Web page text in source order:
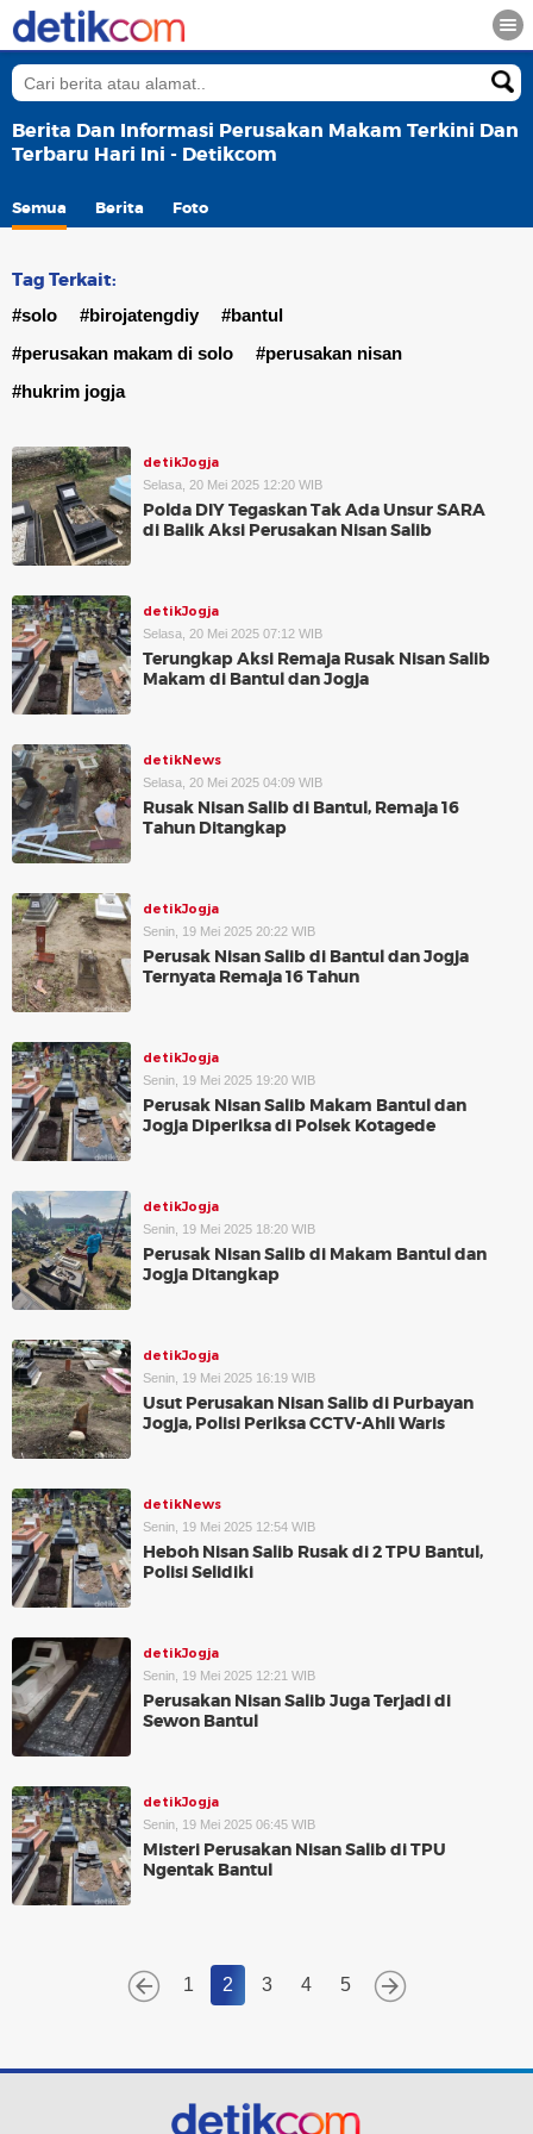
Berita Dan Informasi Perusakan Makam Terkini Dan
Terbaru Hari Ini - Detikcom
Semua Berita Foto
Tag Terkait:
#solo #birojatengdiy
#bantul
#perusakan makam di solo
#perusakan nisan
#hukrim jogja
detikJogja
Selasa, 20 Mei 2025 12:20 WIB
Polda DIY Tegaskan Tak Ada Unsur SARA
di Balik Aksi Perusakan Nisan Salib
detikJogja
Selasa, 20 Mei 2025 07:12 WIB
Terungkap Aksi Remaja Rusak Nisan Salib
Makam di Bantul dan Jogja
detikNews
Selasa, 20 Mei 2025 04:09 WIB
Rusak Nisan Salib di Bantul, Remaja 16
Tahun Ditangkap
detikJogja
Senin, 19 Mei 2025 20:22 WIB
Perusak Nisan Salib di Bantul dan Jogja
Ternyata Remaja 16 Tahun
detikJogja
Senin, 19 Mei 2025 19:20 WIB
Perusak Nisan Salib Makam Bantul dan
Jogja Diperiksa di Polsek Kotagede
detikJogja
Senin, 19 Mei 2025 18:20 WIB
Perusak Nisan Salib di Makam Bantul dan
Jogja Ditangkap
detikJogja
Senin, 19 Mei 2025 16:19 WIB
Usut Perusakan Nisan Salib di Purbayan
Jogja, Polisi Periksa CCTV-Ahli Waris
detikNews
Senin, 19 Mei 2025 12:54 WIB
Heboh Nisan Salib Rusak di 2 TPU Bantul,
Polisi Selidiki
detikJogja
Senin, 19 Mei 2025 12:21 WIB
Perusakan Nisan Salib Juga Terjadi di
Sewon Bantul
detikJogja
Senin, 19 Mei 2025 06:45 WIB
Misteri Perusakan Nisan Salib di TPU
Ngentak Bantul
1 2 3 4 5